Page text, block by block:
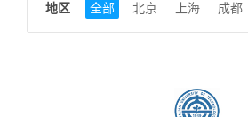
地区 全部 北京 上海 成都
山东